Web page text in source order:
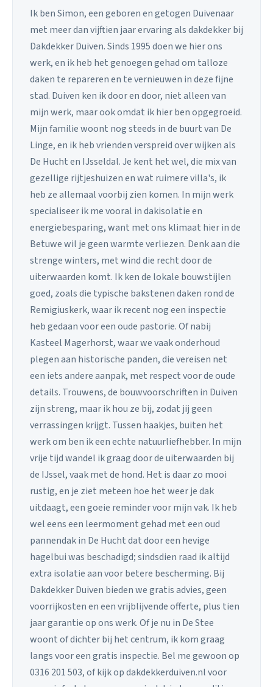
Ik ben Simon, een geboren en getogen Duivenaar
met meer dan vijftien jaar ervaring als dakdekker bij
Dakdekker Duiven. Sinds 1995 doen we hier ons
werk, en ik heb het genoegen gehad om talloze
daken te repareren en te vernieuwen in deze fijne
stad. Duiven ken ik door en door, niet alleen van
mijn werk, maar ook omdat ik hier ben opgegroeid.
Mijn familie woont nog steeds in de buurt van De
Linge, en ik heb vrienden verspreid over wijken als
De Hucht en IJsseldal. Je kent het wel, die mix van
gezellige rijtjeshuizen en wat ruimere villa's, ik
heb ze allemaal voorbij zien komen. In mijn werk
specialiseer ik me vooral in dakisolatie en
energiebesparing, want met ons klimaat hier in de
Betuwe wil je geen warmte verliezen. Denk aan die
strenge winters, met wind die recht door de
uiterwaarden komt. Ik ken de lokale bouwstijlen
goed, zoals die typische bakstenen daken rond de
Remigiuskerk, waar ik recent nog een inspectie
heb gedaan voor een oude pastorie. Of nabij
Kasteel Magerhorst, waar we vaak onderhoud
plegen aan historische panden, die vereisen net
een iets andere aanpak, met respect voor de oude
details. Trouwens, de bouwvoorschriften in Duiven
zijn streng, maar ik hou ze bij, zodat jij geen
verrassingen krijgt. Tussen haakjes, buiten het
werk om ben ik een echte natuurliefhebber. In mijn
vrije tijd wandel ik graag door de uiterwaarden bij
de IJssel, vaak met de hond. Het is daar zo mooi
rustig, en je ziet meteen hoe het weer je dak
uitdaagt, een goeie reminder voor mijn vak. Ik heb
wel eens een leermoment gehad met een oud
pannendak in De Hucht dat door een hevige
hagelbui was beschadigd; sindsdien raad ik altijd
extra isolatie aan voor betere bescherming. Bij
Dakdekker Duiven bieden we gratis advies, geen
voorrijkosten en een vrijblijvende offerte, plus tien
jaar garantie op ons werk. Of je nu in De Stee
woont of dichter bij het centrum, ik kom graag
langs voor een gratis inspectie. Bel me gewoon op
0316 201 503, of kijk op dakdekkerduiven.nl voor